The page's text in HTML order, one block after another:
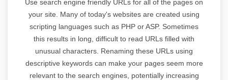
Use search engine friendly URLs for all of the pages on
your site. Many of today's websites are created using
scripting languages such as PHP or ASP. Sometimes
this results in long, difficult to read URLs filled with
unusual characters. Renaming these URLs using
descriptive keywords can make your pages seem more
relevant to the search engines, potentially increasing